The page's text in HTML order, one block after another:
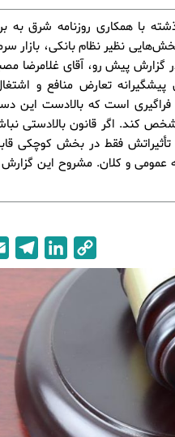
با همکاری روزنامه شرق به
نظیر نظام بانکی، بازار
پیش رو، آقای غلامرضا
تعارض منافع و
است که بالادست این
کند. اگر قانون بالادستی
تأثیراتش فقط در بخش کوچکی
و کلان. مشروح این گزارش
o
p
n
k
i
n
k
d
I
n
e
r
m